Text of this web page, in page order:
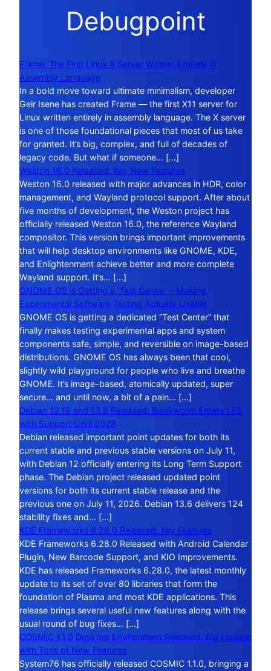
Debugpoint
Frame: The First Linux X Server Written Entirely in
Assembly Language
In a bold move toward ultimate minimalism, developer
Geir Isene has created Frame — the first X11 server for
Linux written entirely in assembly language. The X server
is one of those foundational pieces that most of us take
for granted. It’s big, complex, and full of decades of
legacy code. But what if someone… […]
Weston 16.0 Released: Key New Features
Weston 16.0 released with major advances in HDR, color
management, and Wayland protocol support. After about
five months of development, the Weston project has
officially released Weston 16.0, the reference Wayland
compositor. This version brings important improvements
that will help desktop environments like GNOME, KDE,
and Enlightenment achieve better and more complete
Wayland support. It’s… […]
GNOME OS is Getting a ‘Test Center’ – Making
Experimental Software Testing Actually Usable
GNOME OS is getting a dedicated “Test Center” that
finally makes testing experimental apps and system
components safe, simple, and reversible on image-based
distributions. GNOME OS has always been that cool,
slightly wild playground for people who live and breathe
GNOME. It’s image-based, atomically updated, super
secure… and until now, a bit of a pain… […]
Debian 12.15 and 13.6 Released: Bookworm Enters LTS
with Support Until 2028
Debian released important point updates for both its
current stable and previous stable versions on July 11,
with Debian 12 officially entering its Long Term Support
phase. The Debian project released updated point
versions for both its current stable release and the
previous one on July 11, 2026. Debian 13.6 delivers 124
stability fixes and… […]
KDE Frameworks 6.28.0 Released: Key Features
KDE Frameworks 6.28.0 Released with Android Calendar
Plugin, New Barcode Support, and KIO Improvements.
KDE has released Frameworks 6.28.0, the latest monthly
update to its set of over 80 libraries that form the
foundation of Plasma and most KDE applications. This
release brings several useful new features along with the
usual round of bug fixes… […]
COSMIC 1.1.0 Desktop Environment Released: Big Update
with Tons of New Features
System76 has officially released COSMIC 1.1.0, bringing a